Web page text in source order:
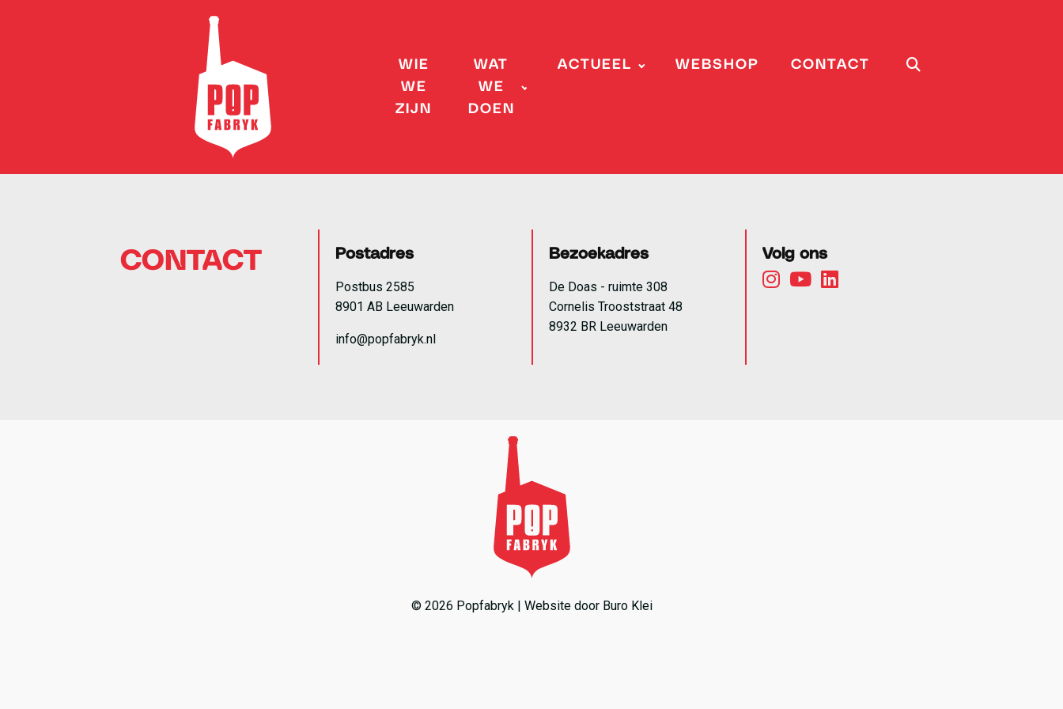
WIE
WE
ZIJN
WAT
WE
DOEN
ACTUEEL WEBSHOP CONTACT
CONTACT Postadres
Postbus 2585
8901 AB Leeuwarden
info@popfabryk.nl
Bezoekadres
De Doas - ruimte 308
Cornelis Trooststraat 48
8932 BR Leeuwarden
Volg ons
© 2026 Popfabryk | Website door Buro Klei